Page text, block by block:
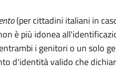
(per cittadini italiani in
è più idonea
i genitori o un solo
d'identità valido che